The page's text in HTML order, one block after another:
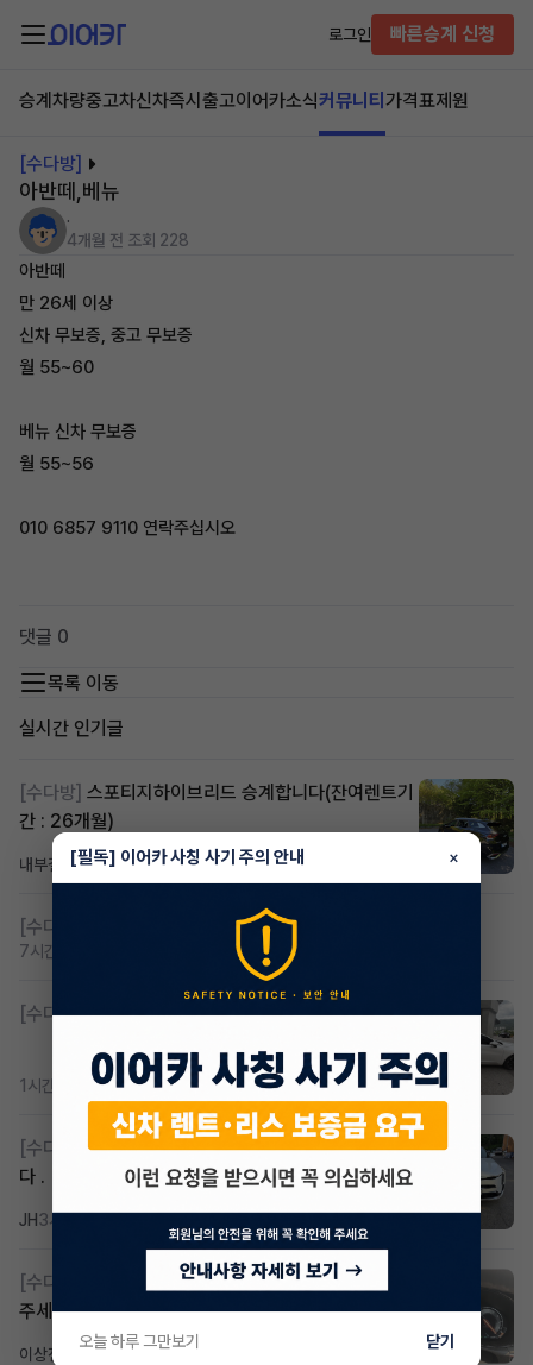
로그인 빠른승계 신청
승계차량중고차신차즉시출고이어카소식커뮤니티 가격표제원
[수다방]
아반떼,베뉴
.
4개월 전 조회 228
아반떼
만 26세 이상
신차 무보증, 중고 무보증
월 55~60
베뉴 신차 무보증
월 55~56
010 6857 9110 연락주십시오
댓글 0
목록 이동
실시간 인기글
[수다방] 스포티지하이브리드 승계합니다(잔여렌트기
간 : 26개월)
내부결재1일 전 조회 835댓글 1
[수다방] 저신용 무심사 or 신차 렌트 찾으시는분!!
7시간 전
[수다방] K8 하이브리드 (풀옵션) 758,780원
1시간 전 조회 403댓글 3
[수다방]
k8 하브 203하 2159 제2운전자 사기입니
다 .
JH3시간 전
[수다방]
Gv70 승계자분 구합니다 지원금 협의연락
주세요
이상진 4일 전조회 195댓글 1
[필독] 이어카 사칭 사기 주의 안내 ×
오늘 하루 그만보기 닫기